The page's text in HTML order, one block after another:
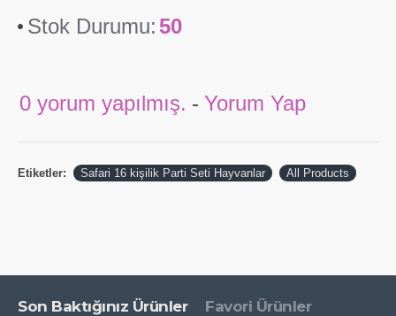
Stok Durumu: 50
0 yorum yapılmış. - Yorum Yap
Etiketler: Safari 16 kişilik Parti Seti Hayvanlar All Products
Son Baktığınız Ürünler Favori Ürünler